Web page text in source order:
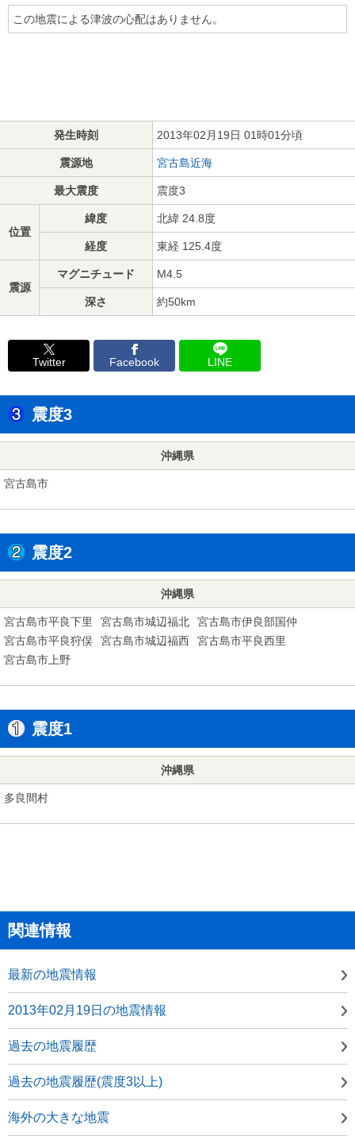
この地震による津波の心配はありません。
発生時刻 2013年02月19日 01時01分頃
震源地 宮古島近海
最大震度 震度3
位置
緯度 北緯 24.8度
経度 東経 125.4度
震源
マグニチュード M4.5
深さ 約50km
Twitter Facebook LINE
震度3
沖縄県
宮古島市
震度2
沖縄県
宮古島市平良下里 宮古島市城辺福北
宮古島市伊良部国仲
宮古島市平良狩俣
宮古島市城辺福西
宮古島市平良西里
宮古島市上野
震度1
沖縄県
多良間村
関連情報
最新の地震情報
2013年02月19日の地震情報
過去の地震履歴
過去の地震履歴(震度3以上)
海外の大きな地震